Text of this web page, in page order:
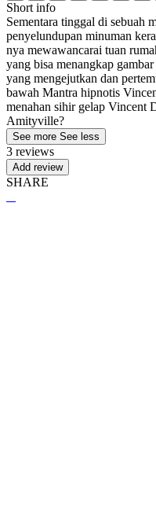
Short info
Sementara tinggal di sebuah
penyelundupan minuman
nya mewawancarai tuan
yang bisa menangkap
yang mengejutkan dan
bawah Mantra hipnotis
menahan sihir gelap Vincent
Amityville?
See more See less
3 reviews
Add review
SHARE